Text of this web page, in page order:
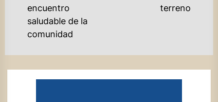
encuentro
saludable de la
comunidad
terreno